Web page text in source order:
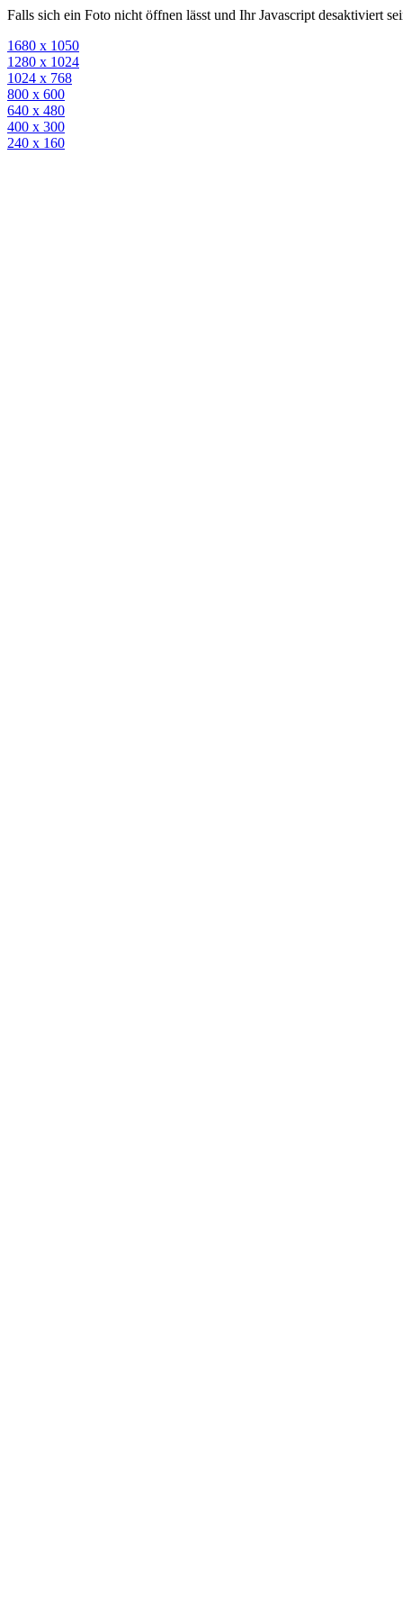
Falls sich ein Foto nicht öffnen lässt und Ihr Javascript desaktiviert
1680 x 1050
1280 x 1024
1024 x 768
800 x 600
640 x 480
400 x 300
240 x 160